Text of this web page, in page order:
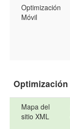
Optimización
Móvil
Optimización
Mapa del
sitio XML